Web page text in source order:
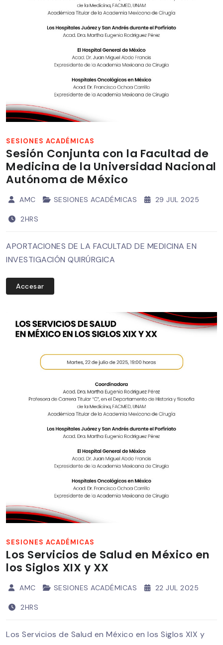
SESIONES ACADÉMICAS
Sesión Conjunta con la Facultad de
Medicina de la Universidad Nacional
Autónoma de México
AMC SESIONES ACADÉMICAS 29 JUL 2025
2HRS
APORTACIONES DE LA FACULTAD DE MEDICINA EN
INVESTIGACIÓN QUIRÚRGICA
Accesar
SESIONES ACADÉMICAS
Los Servicios de Salud en México en
los Siglos XIX y XX
AMC SESIONES ACADÉMICAS 22 JUL 2025
2HRS
Los Servicios de Salud en México en los Siglos XIX y